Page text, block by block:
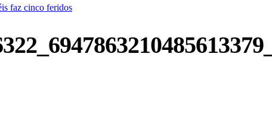
faz cinco feridos